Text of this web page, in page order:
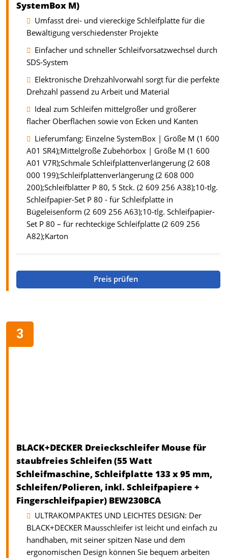
SystemBox M)
Umfasst drei- und viereckige Schleifplatte für die
Bewältigung verschiedenster Projekte
Einfacher und schneller Schleifvorsatzwechsel durch
SDS-System
Elektronische Drehzahlvorwahl sorgt für die perfekte
Drehzahl passend zu Arbeit und Material
Ideal zum Schleifen mittelgroßer und größerer
flacher Oberflächen sowie von Ecken und Kanten
Lieferumfang: Einzelne SystemBox | Größe M (1 600
A01 SR4);Mittelgroße Zubehörbox | Größe M (1 600
A01 V7R);Schmale Schleifplattenverlängerung (2 608
000 199);Schleifplattenverlängerung (2 608 000
200);Schleifblätter P 80, 5 Stck. (2 609 256 A38);10-tlg.
Schleifpapier-Set P 80 - für Schleifplatte in
Bügeleisenform (2 609 256 A63);10-tlg. Schleifpapier-
Set P 80 – für rechteckige Schleifplatte (2 609 256
A82);Karton
Preis prüfen
BLACK+DECKER Dreieckschleifer Mouse für
staubfreies Schleifen (55 Watt
Schleifmaschine, Schleifplatte 133 x 95 mm,
Schleifen/Polieren, inkl. Schleifpapiere +
Fingerschleifpapier) BEW230BCA
ULTRAKOMPAKTES UND LEICHTES DESIGN: Der
BLACK+DECKER Mausschleifer ist leicht und einfach zu
handhaben, mit seiner spitzen Nase und dem
ergonomischen Design können Sie bequem arbeiten